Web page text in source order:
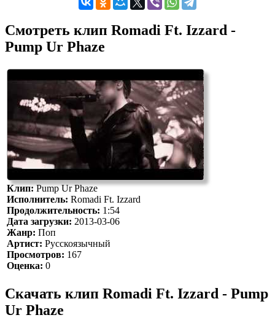
Смотреть клип Romadi Ft. Izzard -
Pump Ur Phaze
Клип:Pump Ur Phaze
Исполнитель: Romadi Ft. Izzard
Продолжительность: 1:54
Дата загрузки: 2013-03-06
Жанр: Поп
Артист: Русскоязычный
Просмотров: 167
Оценка: 0
Скачать клип Romadi Ft. Izzard - Pump
Ur Phaze